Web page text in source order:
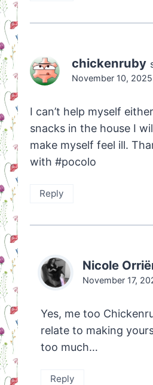
chickenruby
November 10,
I can’t help myself
snacks in the house I
make myself feel ill.
with #pocolo
Reply
Nicole
November 17,
Yes, me too
relate to making
too much…
Reply